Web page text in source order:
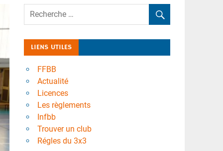
LIENS UTILES
FFBB
Actualité
Licences
Les règlements
Infbb
Trouver un club
Régles du 3x3